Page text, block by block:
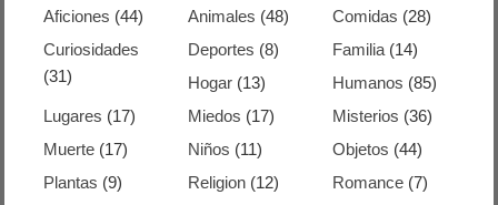
Aficiones (44) Animales (48) Comidas (28)
Curiosidades
(31)
Deportes (8) Familia(14)
Hogar (13) Humanos (85)
Lugares (17) Miedos (17) Misterios (36)
Muerte (17) Niños (11) Objetos (44)
Plantas (9) Religion (12) Romance(7)